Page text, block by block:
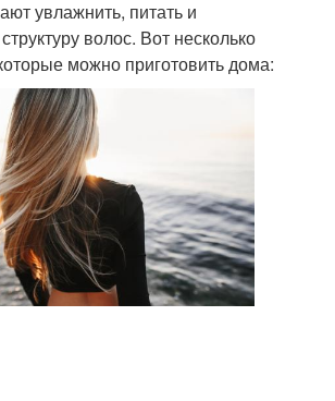
увлажнить, питать и
волос. Вот несколько
можно приготовить дома: